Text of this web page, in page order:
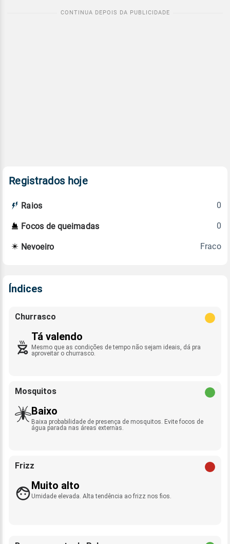
Registrados hoje
Raios 0
Focos de queimadas 0
Nevoeiro Fraco
Índices
Churrasco
Tá valendo
Mesmo que as condições de tempo não sejam ideais, dá pra
aproveitar o churrasco.
Mosquitos
Baixo
Baixa probabilidade de presença de mosquitos. Evite focos de
água parada nas áreas externas.
Frizz
Muito alto
Umidade elevada. Alta tendência ao frizz nos fios.